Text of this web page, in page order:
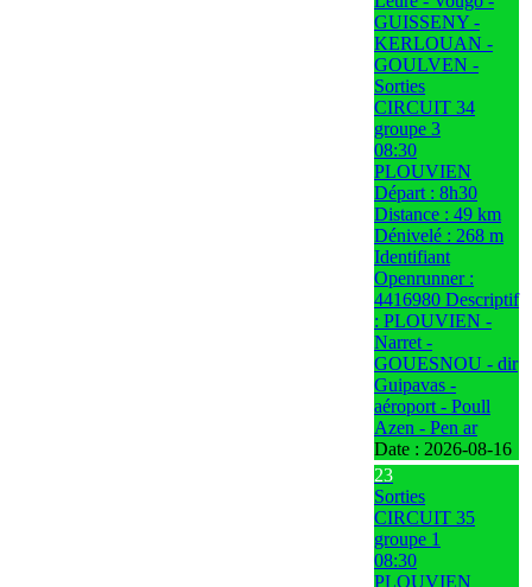
GUISSENY -
KERLOUAN -
GOULVEN -
Sorties
CIRCUIT 34
groupe 3
08:30
PLOUVIEN
Départ : 8h30
Distance : 49 km
Dénivelé : 268 m
Identifiant
Openrunner :
4416980 Descriptif
: PLOUVIEN -
Narret -
GOUESNOU - dir
Guipavas -
aéroport - Poull
Azen - Pen ar
Date : 2026-08-16
23
Sorties
CIRCUIT 35
groupe 1
08:30
PLOUVIEN